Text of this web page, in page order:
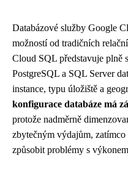
Databázové služby Google
možností od tradičních
Cloud SQL představuje plně
PostgreSQL a SQL Server
instance, typu úložiště a
konfigurace databáze má
protože nadměrně
zbytečným výdajům,
způsobit problémy s